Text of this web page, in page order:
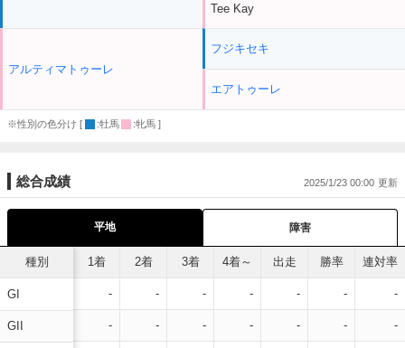
アルティマトゥーレ
Tee Kay
フジキセキ
エアトゥーレ
※性別の色分け [ :牡馬 :牝馬 ]
総合成績 2025/1/23 00:00
平地 障害
種別
GI
GII
1着 2着 3着 4着～ 出走 勝率 連対率
- - - - - - -
- - - - - - -